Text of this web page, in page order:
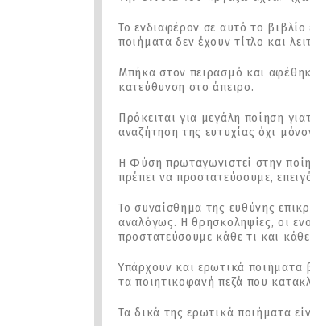
Το ενδιαφέρον σε αυτό το
ποιήματα δεν έχουν τίτλο και
Μπήκα στον πειρασμό και
κατεύθυνση στο άπειρο.
Πρόκειται για μεγάλη ποίηση
αναζήτηση της ευτυχίας όχι
Η Φύση πρωταγωνιστεί στην
πρέπει να προστατεύσουμε,
Το συναίσθημα της ευθύνης
αναλόγως. Η θρησκοληψίες, οι
προστατεύσουμε κάθε τι και
Υπάρχουν και ερωτικά ποιήματα
τα ποιητικοφανή πεζά που
Τα δικά της ερωτικά ποιήματα